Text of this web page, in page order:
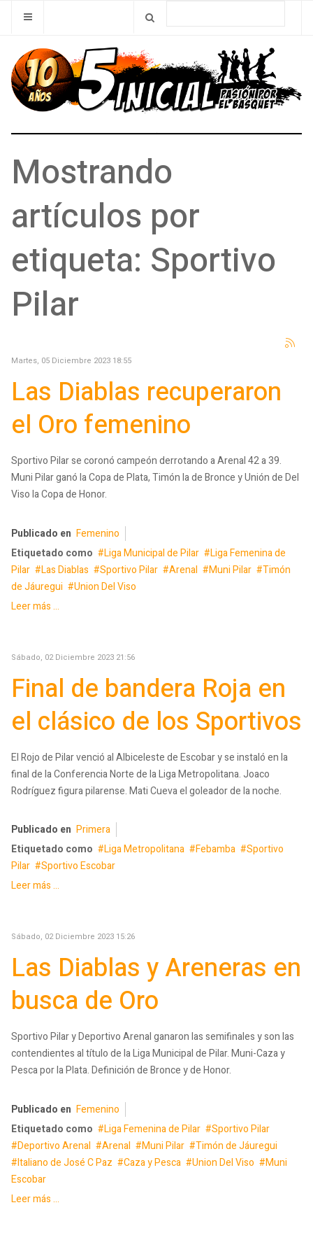
Mostrando
artículos por
etiqueta: Sportivo
Pilar
Martes, 05 Diciembre 2023 18:55
Las Diablas recuperaron
el Oro femenino
Sportivo Pilar se coronó campeón derrotando a Arenal 42 a 39.
Muni Pilar ganó la Copa de Plata, Timón la de Bronce y Unión de Del
Viso la Copa de Honor.
Publicado en Femenino
Etiquetado como
Liga Municipal de Pilar
Liga Femenina de
Pilar
Las Diablas Sportivo Pilar Arenal Muni Pilar
Timón
de Jáuregui
Union Del Viso
Leer más ...
Sábado, 02 Diciembre 2023 21:56
Final de bandera Roja en
el clásico de los Sportivos
El Rojo de Pilar venció al Albiceleste de Escobar y se instaló en la
final de la Conferencia Norte de la Liga Metropolitana. Joaco
Rodríguez figura pilarense. Mati Cueva el goleador de la noche.
Publicado en Primera
Etiquetado como
Liga Metropolitana Febamba
Sportivo
Pilar
Sportivo Escobar
Leer más ...
Sábado, 02 Diciembre 2023 15:26
Las Diablas y Areneras en
busca de Oro
Sportivo Pilar y Deportivo Arenal ganaron las semifinales y son las
contendientes al título de la Liga Municipal de Pilar. Muni-Caza y
Pesca por la Plata. Definición de Bronce y de Honor.
Publicado en Femenino
Etiquetado como
Liga Femenina de Pilar
Sportivo Pilar
Deportivo Arenal
Arenal Muni Pilar
Timón de Jáuregui
Italiano de José C Paz
Caza y Pesca Union Del Viso
Muni
Escobar
Leer más ...